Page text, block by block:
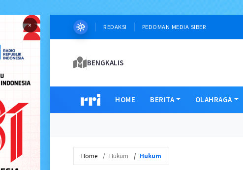
× REDAKSI PEDOMAN MEDIA SIBER
BENGKALIS
HOME BERITA OLAHRAGA
Home Hukum Hukum